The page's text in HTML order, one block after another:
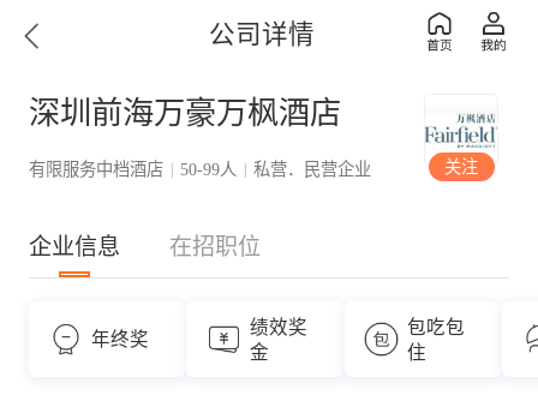
公司详情
深圳前海万豪万枫酒店
有限服务中档酒店 | 50-99人 | 私营．民营企业 关注
企业信息 在招职位
年终奖
绩效奖
金
包吃包
住